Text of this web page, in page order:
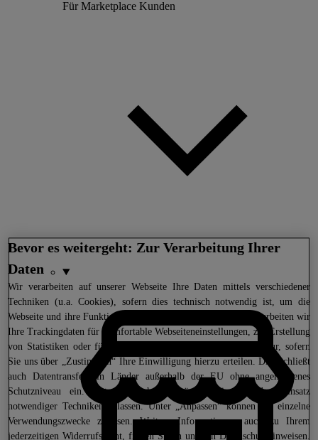
Für Marketplace Kunden
Bevor es weitergeht: Zur Verarbeitung Ihrer
Daten
Wir verarbeiten auf unserer Webseite Ihre Daten mittels verschiedener
Techniken (u.a. Cookies), sofern dies technisch notwendig ist, um die
Webseite und ihre Funktionen darzustellen. Darüber hinaus verarbeiten wir
Ihre Trackingdaten für komfortable Webseiteneinstellungen, zur Erstellung
von Statistiken oder für personalisierte (Werbe-) Maßnahmen nur, sofern
Sie uns über „Zustimmen“ Ihre Einwilligung hierzu erteilen. Dies schließt
auch Datentransfers in Länder außerhalb der EU ohne angemessenes
Schutzniveau ein. Unter „Ablehnen“ können Sie nur den Einsatz
notwendiger Techniken zulassen. Unter „Anpassen“ können Sie einzelne
Verwendungszwecke zulassen. Weitere Informationen, auch zu Ihrem
jederzeitigen Widerrufsrecht, finden Sie in unserenDatenschutzhinweisen